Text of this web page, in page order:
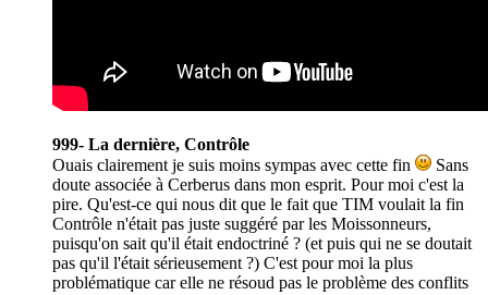
999- La dernière, Contrôle
Ouais clairement je suis moins sympas avec cette fin
Sans
doute associée à Cerberus dans mon esprit. Pour moi c'est la
pire. Qu'est-ce qui nous dit que le fait que TIM voulait la fin
Contrôle n'était pas juste suggéré par les Moissonneurs,
puisqu'on sait qu'il était endoctriné ? (et puis qui ne se doutait
pas qu'il l'était sérieusement ?) C'est pour moi la plus
problématique car elle ne résoud pas le problème des conflits